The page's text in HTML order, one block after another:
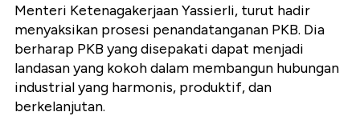
Menteri Ketenagakerjaan Yassierli, turut hadir
menyaksikan prosesi penandatanganan PKB. Dia
berharap PKB yang disepakati dapat menjadi
landasan yang kokoh dalam membangun hubungan
industrial yang harmonis, produktif, dan
berkelanjutan.